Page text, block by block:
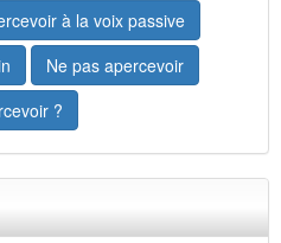
à la voix passive
Ne pas apercevoir
?